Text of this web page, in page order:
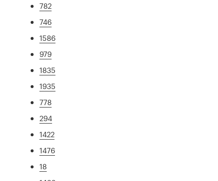
782
746
1586
979
1835
1935
778
294
1422
1476
18